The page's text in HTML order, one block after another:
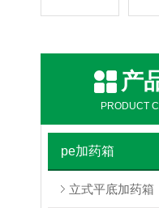
产
PRODUCT
pe加药箱
立式平底加药箱